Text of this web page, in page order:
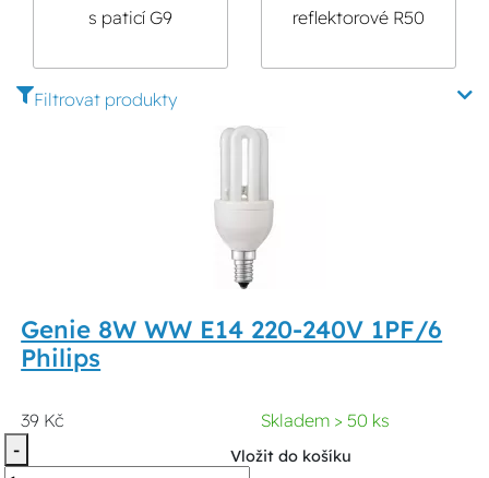
s paticí G9
reflektorové R50
Filtrovat produkty
Genie 8W WW E14 220-240V 1PF/6
Philips
39 Kč
Skladem > 50 ks
-
Vložit do košíku